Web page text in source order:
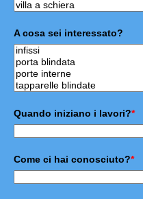
A cosa sei interessato?
Quando iniziano i lavori?*
Come ci hai conosciuto?*